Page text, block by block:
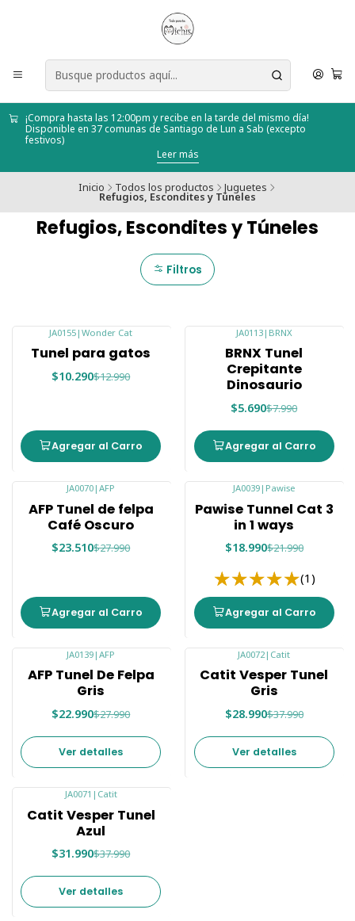
¡Compra hasta las 12:00pm y recibe en la tarde del mismo día!
Disponible en 37 comunas de Santiago de Lun a Sab (excepto
festivos)
Leer más
Inicio Todos los productos Juguetes
Refugios, Escondites y Túneles
Refugios, Escondites y Túneles
Filtros
JA0155 |Wonder Cat
Tunel para gatos
$10.290$12.990
Agregar al Carro
JA0113| BRNX
BRNX Tunel
Crepitante
Dinosaurio
$5.690$7.990
Agregar al Carro
JA0070 |AFP
AFP Tunel de felpa
Café Oscuro
$23.510$27.990
Agregar al Carro
JA0039 | Pawise
Pawise Tunnel Cat 3
in 1 ways
$18.990$21.990
(1)
Agregar al Carro
Agotado
JA0139 |AFP
AFP Tunel De Felpa
Gris
$22.990$27.990
Ver detalles
Agotado
JA0072 | Catit
Catit Vesper Tunel
Gris
$28.990$37.990
Ver detalles
Agotado
JA0071 | Catit
Catit Vesper Tunel
Azul
$31.990$37.990
Ver detalles